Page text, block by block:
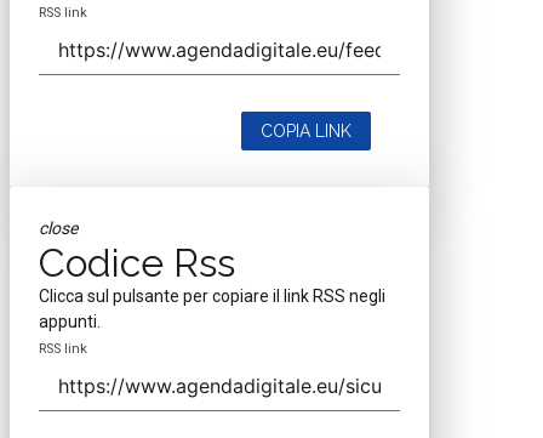
RSS link
COPIA LINK
close
Codice Rss
Clicca sul pulsante per copiare il link RSS negli
appunti.
RSS link